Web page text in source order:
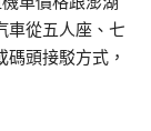
車從五人座、七
頭接駁方式，